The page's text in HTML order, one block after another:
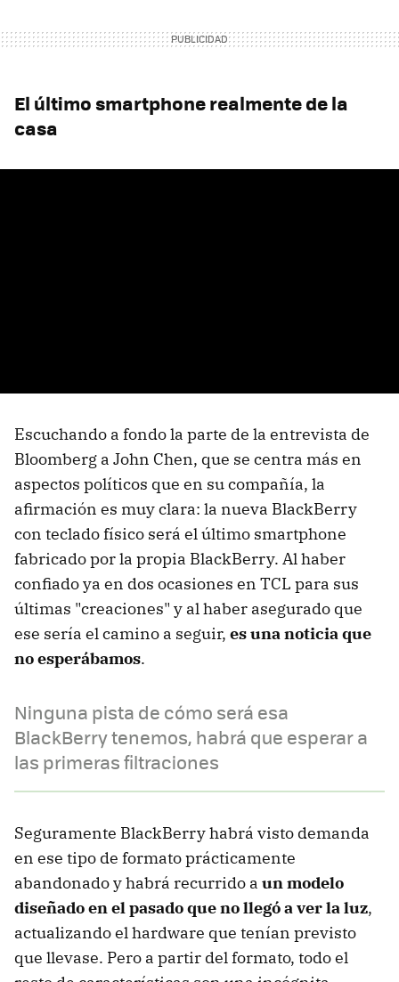
El último smartphone realmente de la
casa
Escuchando a fondo la parte de la entrevista de
Bloomberg a John Chen, que se centra más en
aspectos políticos que en su compañía, la
afirmación es muy clara: la nueva BlackBerry
con teclado físico será el último smartphone
fabricado por la propia BlackBerry. Al haber
confiado ya en dos ocasiones en TCL para sus
últimas "creaciones" y al haber asegurado que
ese sería el camino a seguir, es una noticia que
no esperábamos.
Ninguna pista de cómo será esa
BlackBerry tenemos, habrá que esperar a
las primeras filtraciones
Seguramente BlackBerry habrá visto demanda
en ese tipo de formato prácticamente
abandonado y habrá recurrido a un modelo
diseñado en el pasado que no llegó a ver la luz,
actualizando el hardware que tenían previsto
que llevase. Pero a partir del formato, todo el